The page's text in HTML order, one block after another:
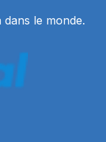
le monde.